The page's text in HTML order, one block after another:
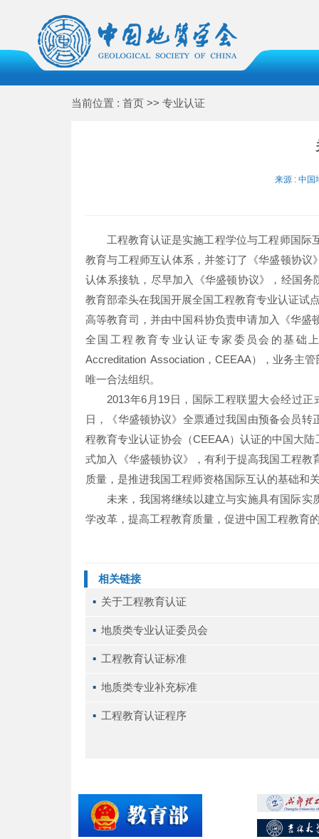
当前位置 : 首页 >> 专业认证
来源 : 中
工程教育认证是实施工程学位与工程师国际
教育与工程师互认体系，并签订了《华盛顿协
认体系接轨，尽早加入《华盛顿协议》，经国务
教育部牵头在我国开展全国工程教育专业认证试
高等教育司，并由中国科协负责申请加入《华
全国工程教育专业认证专家委员会的基础
Accreditation Association，CEEAA），业务主
唯一合法组织。
2013年6月19日，国际工程联盟大会经过
日，《华盛顿协议》全票通过我国由预备会员
程教育专业认证协会（CEEAA）认证的中国大
式加入《华盛顿协议》，有利于提高我国工程
质量，是推进我国工程师资格国际互认的基础和
未来，我国将继续以建立与实施具有国际
学改革，提高工程教育质量，促进中国工程教育
相关链接
▪ 关于工程教育认证
▪ 地质类专业认证委员会
▪ 工程教育认证标准
▪ 地质类专业补充标准
▪ 工程教育认证程序